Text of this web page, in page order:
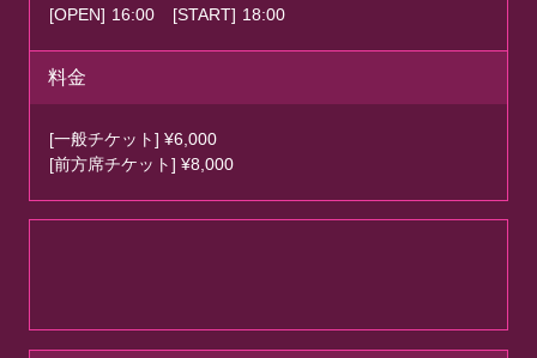
[OPEN] 16:00 [START] 18:00
料金
[一般チケット] ¥6,000
[前方席チケット] ¥8,000